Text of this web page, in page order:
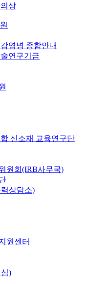
상
염병 종합안내
연구기금
신소재 교육연구단
원회(IRB사무국)
상담소)
원센터
)